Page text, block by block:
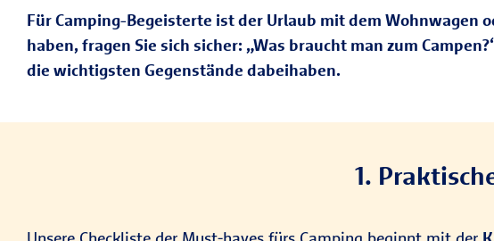
Für Camping-Begeisterte ist der Urlaub mit dem Wohnwagen
haben, fragen Sie sich sicher: „Was braucht man zum
die wichtigsten Gegenstände dabeihaben.
1.